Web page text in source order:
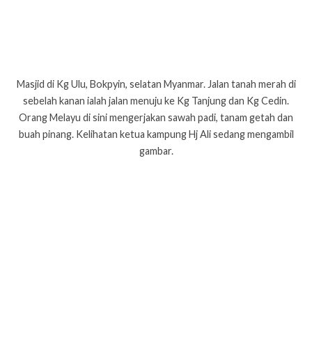
Masjid di Kg Ulu, Bokpyin, selatan Myanmar. Jalan tanah merah di
sebelah kanan ialah jalan menuju ke Kg Tanjung dan Kg Cedin.
Orang Melayu di sini mengerjakan sawah padi, tanam getah dan
buah pinang. Kelihatan ketua kampung Hj Ali sedang mengambil
gambar.